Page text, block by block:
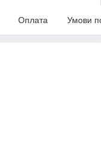
Оплата Умови